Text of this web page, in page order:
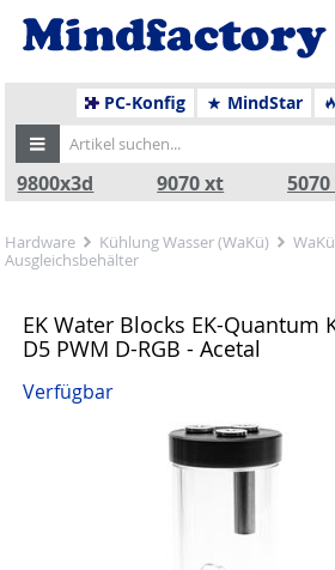
PC-Konfig MindStar
9800x3d 9070 xt
Hardware Kühlung Wasser (WaKü)
Ausgleichsbehälter
EK Water Blocks EK-Quantum
D5 PWM D-RGB - Acetal
Verfügbar